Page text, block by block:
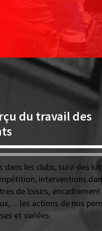
du travail des
dans les clubs, suivi des
interventions
de loisirs,
... les actions de nos
et variées.